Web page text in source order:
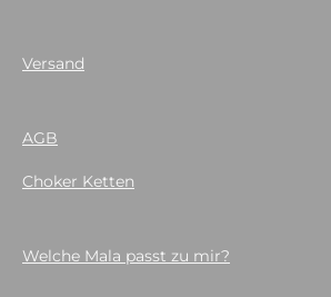
Versand
AGB
Choker Ketten
Welche Mala passt zu mir?